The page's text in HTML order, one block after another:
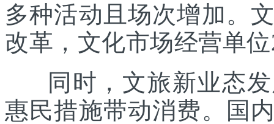
多种活动且场次增加。
改革，文化市场经营单
同时，文旅新业态发
惠民措施带动消费。国